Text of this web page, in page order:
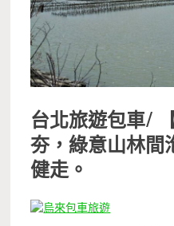
台北旅遊包車/
夯，綠意山林間
健走。